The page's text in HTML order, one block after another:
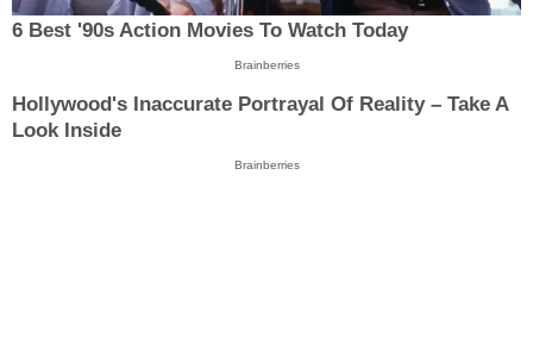
6 Best '90s Action Movies To Watch Today
Brainberries
Hollywood's Inaccurate Portrayal Of Reality – Take A
Look Inside
Brainberries